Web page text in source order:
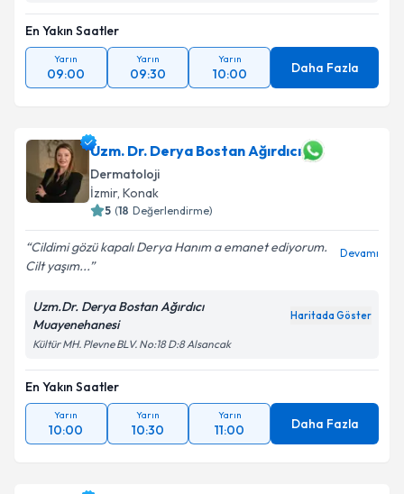
En Yakın Saatler
Yarın
09:00
Yarın
09:30
Yarın
10:00 Daha Fazla
Uzm. Dr. Derya Bostan Ağırdıcı
Dermatoloji
İzmir, Konak
5 (18 Değerlendirme)
Cildimi gözü kapalı Derya Hanım a emanet ediyorum.
Cilt yaşım...
Devamı
Uzm.Dr. Derya Bostan Ağırdıcı
Muayenehanesi
Haritada Göster
Kültür MH. Plevne BLV. No:18 D:8 Alsancak
En Yakın Saatler
Yarın
10:00
Yarın
10:30
Yarın
11:00 Daha Fazla